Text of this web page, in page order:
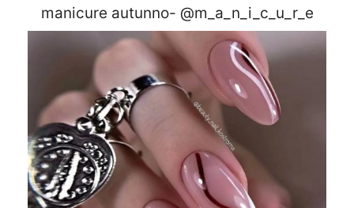
manicure autunno- @m_a_n_i_c_u_r_e